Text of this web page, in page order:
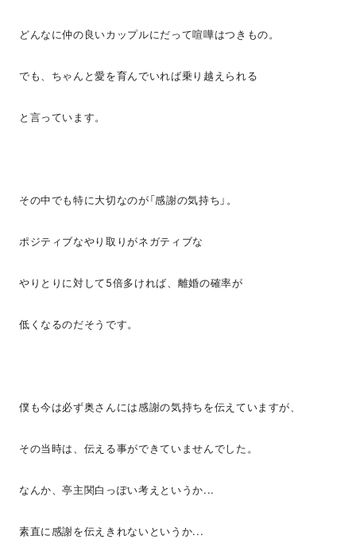
どんなに仲の良いカップルにだって喧嘩はつきもの。
でも、ちゃんと愛を育んでいれば乗り越えられる
と言っています。
その中でも特に大切なのが「感謝の気持ち」。
ポジティブなやり取りがネガティブな
やりとりに対して5倍多ければ、離婚の確率が
低くなるのだそうです。
僕も今は必ず奥さんには感謝の気持ちを伝えていますが、
その当時は、伝える事ができていませんでした。
なんか、亭主関白っぽい考えというか...
素直に感謝を伝えきれないというか...